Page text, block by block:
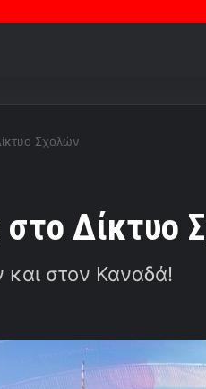
Σχολών
στο Δίκτυο
στον Καναδά!